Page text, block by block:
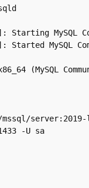
Starting MySQL
MySQL
(MySQL
mssql/
-U sa